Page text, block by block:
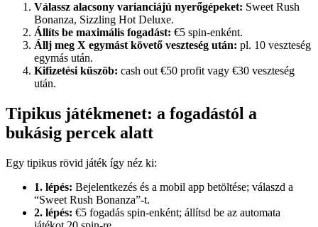
Válassz alacsony varianciájú nyerőgépeket: Sweet Rush
Bonanza, Sizzling Hot Deluxe.
Állíts be maximális fogadást: €5 spin-enként.
Állj meg X egymást követő veszteség után: pl. 10 veszteség
egymás után.
Kifizetési küszöb: cash out €50 profit vagy €30 veszteség
után.
Tipikus játékmenet: a fogadástól a
bukásig percek alatt
Egy tipikus rövid játék így néz ki:
1. lépés: Bejelentkezés és a mobil app betöltése; válaszd a
“Sweet Rush Bonanza”-t.
2. lépés: €5 fogadás spin-enként; állítsd be az automata